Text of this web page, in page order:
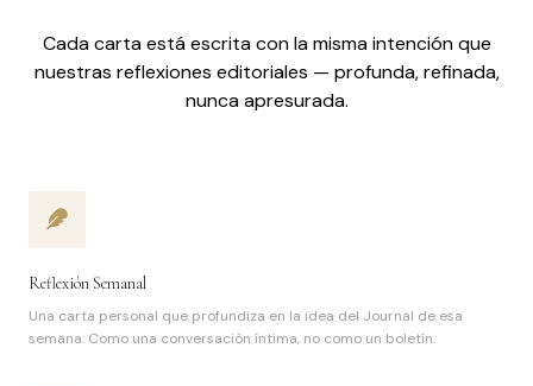
Cada carta está escrita con la misma intención que
nuestras reflexiones editoriales — profunda, refinada,
nunca apresurada.
Reflexión Semanal
Una carta personal que profundiza en la idea del Journal de esa
semana. Como una conversación íntima, no como un boletín.